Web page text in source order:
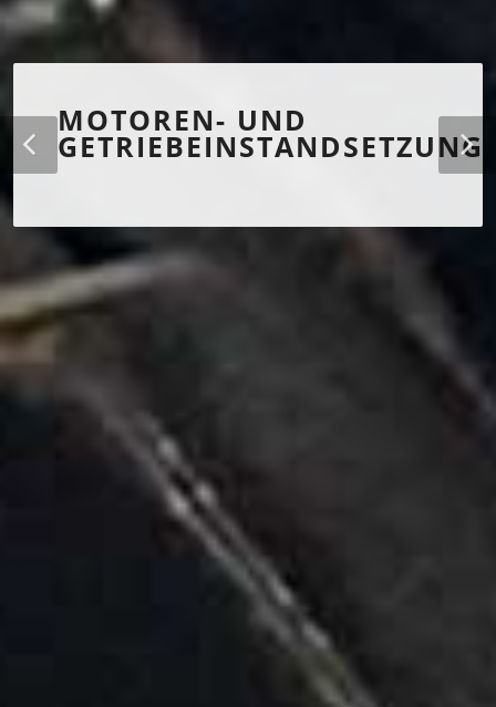
MOTOREN- UND
GETRIEBEINSTANDSETZUNG